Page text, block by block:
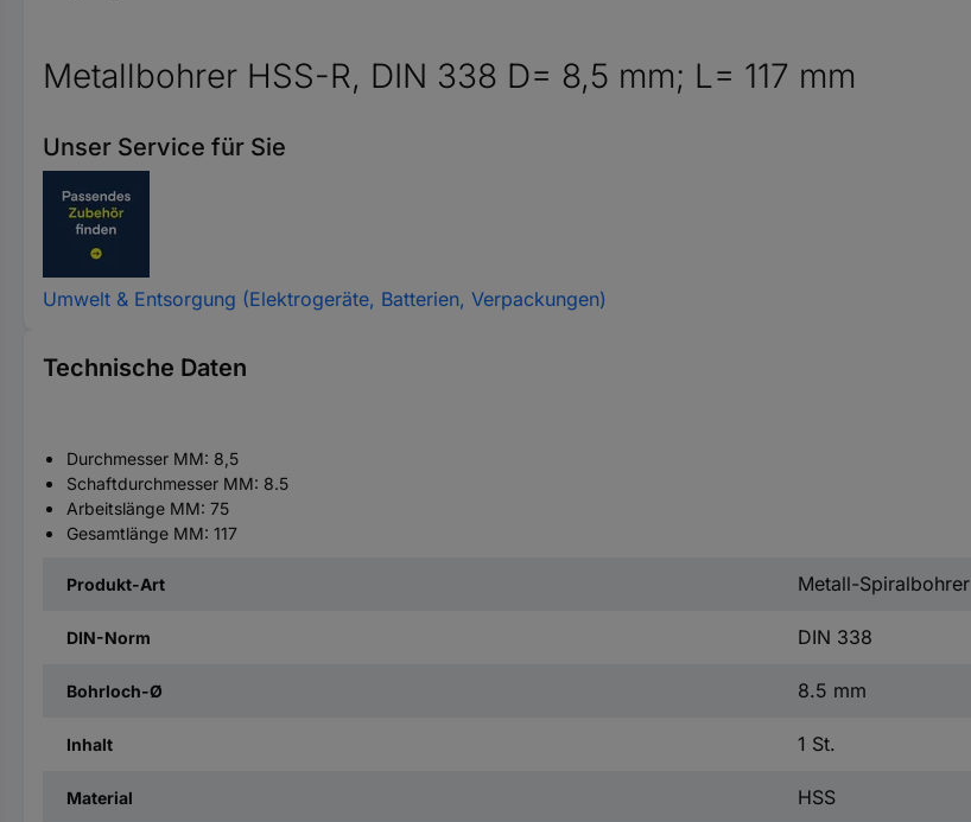
Metallbohrer HSS-R, DIN 338 D= 8,5 mm; L= 117 mm
Unser Service für Sie
Umwelt & Entsorgung (Elektrogeräte, Batterien, Verpackungen)
Technische Daten
Durchmesser MM: 8,5
Schaftdurchmesser MM: 8.5
Arbeitslänge MM: 75
Gesamtlänge MM: 117
Produkt-Art Metall-Spiralbohrer
DIN-Norm DIN 338
Bohrloch-Ø 8.5 mm
Inhalt 1 St.
Material HSS